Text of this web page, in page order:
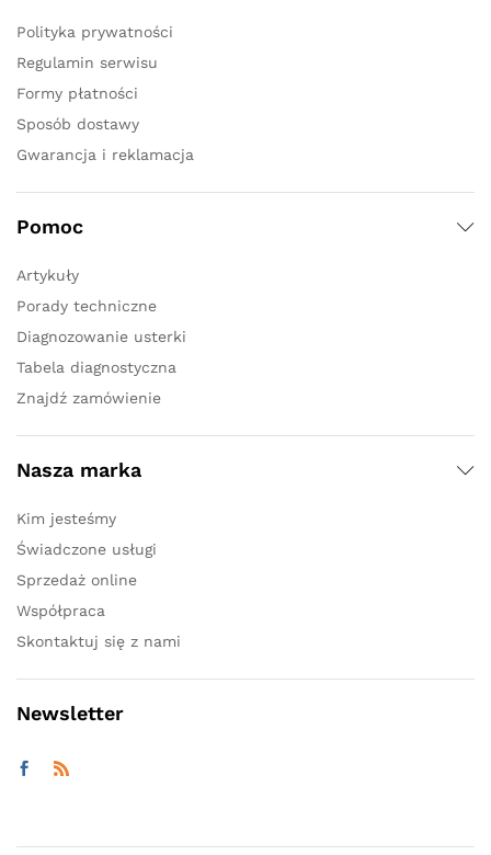
Polityka prywatności
Regulamin serwisu
Formy płatności
Sposób dostawy
Gwarancja i reklamacja
Pomoc
Artykuły
Porady techniczne
Diagnozowanie usterki
Tabela diagnostyczna
Znajdź zamówienie
Nasza marka
Kim jesteśmy
Świadczone usługi
Sprzedaż online
Współpraca
Skontaktuj się z nami
Newsletter